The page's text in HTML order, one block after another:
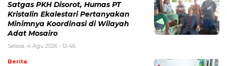
Satgas PKH Disorot, Humas PT
Kristalin Ekalestari Pertanyakan
Minimnya Koordinasi di Wilayah
Adat Mosairo
Selasa, 4 Agu 2026 - 12:46
Berita